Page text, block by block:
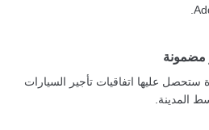
مضمونة
ستحصل عليها اتفاقيات تأجير السيارات
المدينة.